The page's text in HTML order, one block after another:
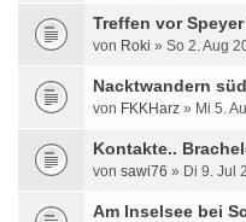
Treffen vor Speyer
von Roki » So 2. Aug
Nacktwandern
von FKKHarz » Mi 5.
Kontakte..
von sawi76 » Di 9. Jul
Am Inselsee bei